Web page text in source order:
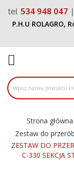
tel. 534 948 047
P.H.U ROLAGRO,
Strona główna
Zestaw do
ZESTAW DO
C-330 SEKCJA